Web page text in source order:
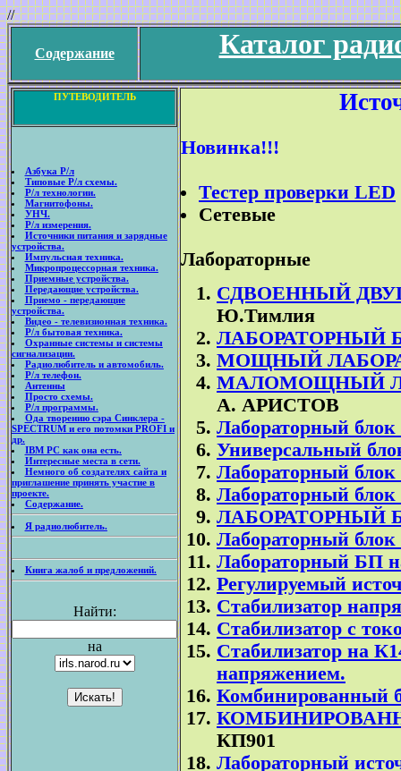
//
Содержание Каталог
ПУТЕВОДИТЕЛЬ
Азбука Р/л
Типовые Р/л схемы.
Р/л технологии.
Магнитофоны.
УНЧ.
Р/л измерения.
Источники питания и зарядные
устройства.
Импульсная техника.
Микропроцессорная техника.
Приемные устройства.
Передающие устройства.
Приемо - передающие
устройства.
Видео - телевизионная техника.
Р/л бытовая техника.
Охранные системы и системы
сигнализации.
Радиолюбитель и автомобиль.
Р/л телефон.
Антенны
Просто схемы.
Р/л программы.
Ода творению сэра Синклера -
SPECTRUM и его потомки PROFI и
др.
IBM PC как она есть.
Интересные места в сети.
Немного об создателях сайта и
приглашение принять участие в
проекте.
Содержание.
Я радиолюбитель.
Книга жалоб и предложений.
Найти:
на
Новинка!!!
Тестер проверки LED
Сетевые
Лабораторные
СДВОЕННЫЙ
Ю.Тимлия
ЛАБОРАТОРНЫЙ
МОЩНЫЙ
МАЛОМОЩНЫЙ
А. АРИСТОВ
Лабораторный
Универсальный
Лабораторный
Лабораторный
ЛАБОРАТОРНЫЙ
Лабораторный
Лабораторный БП
Регулируемый
Стабилизатор
Стабилизатор с
Стабилизатор на
напряжением.
Комбинированный
КП901
Лабораторный